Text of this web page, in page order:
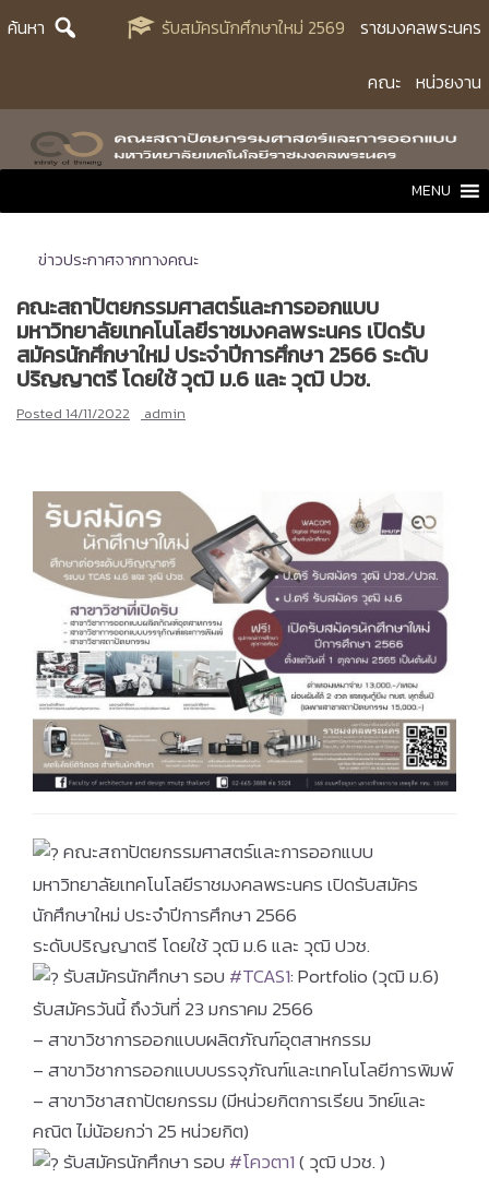
Skipค้นหา รับสมัครนักศึกษาใหม่ 2569 ราชมงคลพระนคร
คณะ หน่วยงาน
MENU
ข่าวประกาศจากทางคณะ
คณะสถาปัตยกรรมศาสตร์และการออกแบบ
มหาวิทยาลัยเทคโนโลยีราชมงคลพระนคร เปิดรับ
สมัครนักศึกษาใหม่ ประจำปีการศึกษา 2566 ระดับ
ปริญญาตรี โดยใช้ วุฒิ ม.6 และ วุฒิ ปวช.
Posted 14/11/2022 admin
คณะสถาปัตยกรรมศาสตร์และการออกแบบ
มหาวิทยาลัยเทคโนโลยีราชมงคลพระนคร เปิดรับสมัคร
นักศึกษาใหม่ ประจำปีการศึกษา 2566
ระดับปริญญาตรี โดยใช้ วุฒิ ม.6 และ วุฒิ ปวช.
รับสมัครนักศึกษา รอบ#TCAS1: Portfolio (วุฒิ ม.6)
รับสมัครวันนี้ ถึงวันที่ 23 มกราคม 2566
– สาขาวิชาการออกแบบผลิตภัณฑ์อุตสาหกรรม
– สาขาวิชาการออกแบบบรรจุภัณฑ์และเทคโนโลยีการพิมพ์
– สาขาวิชาสถาปัตยกรรม (มีหน่วยกิตการเรียน วิทย์และ
คณิต ไม่น้อยกว่า 25 หน่วยกิต)
รับสมัครนักศึกษา รอบ#โควตา1( วุฒิ ปวช. )